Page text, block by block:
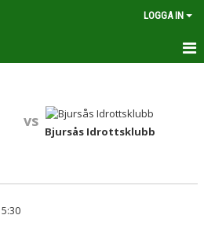
LOGGA IN
vs
Bjursås Idrottsklubb